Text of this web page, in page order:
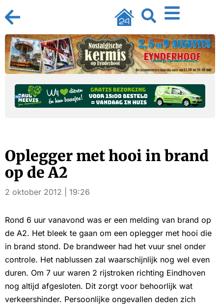
Oplegger met hooi in brand
op de A2
2 oktober 2012 | 19:26
Rond 6 uur vanavond was er een melding van brand op
de A2. Het bleek te gaan om een oplegger met hooi die
in brand stond. De brandweer had het vuur snel onder
controle. Het nablussen zal waarschijnlijk nog wel even
duren. Om 7 uur waren 2 rijstroken richting Eindhoven
nog altijd afgesloten. Dit zorgt voor behoorlijk wat
verkeershinder. Persoonlijke ongevallen deden zich